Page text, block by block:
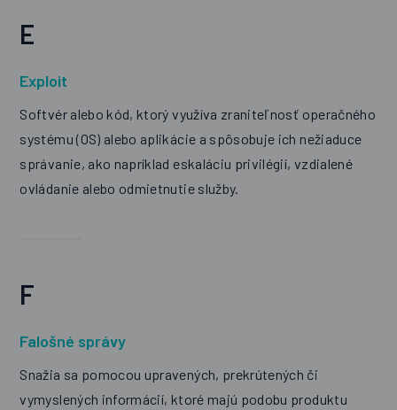
E
Exploit
Softvér alebo kód, ktorý využíva zraniteľnosť operačného
systému (OS) alebo aplikácie a spôsobuje ich nežiaduce
správanie, ako napríklad eskaláciu privilégií, vzdialené
ovládanie alebo odmietnutie služby.
F
Falošné správy
Snažia sa pomocou upravených, prekrútených či
vymyslených informácií, ktoré majú podobu produktu